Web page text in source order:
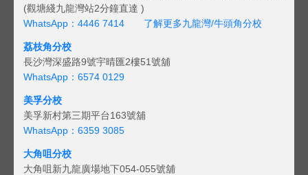
(觀塘綫九龍灣站2分鐘直達 )
WhatsApp：4446 7414
了解更多九龍灣/牛頭角分校
荔枝角分校
長沙灣深盛路9號宇晴匯2樓51號舖
WhatsApp：6574 0129
美孚分校
美孚新村第三期平台163號舖
WhatsApp：6359 3085
大角咀分校
大角咀新九龍廣場地下054-055號舖